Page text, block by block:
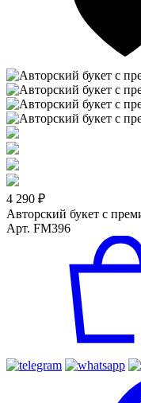
4 290 ₽
Авторский букет с
Арт. FM396